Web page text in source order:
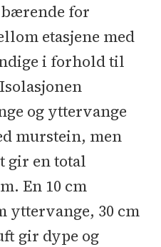
for
etasjene med
i forhold til
og yttervange
murstein, men
gir en total
En 10 cm
yttervange, 30 cm
gir dype og